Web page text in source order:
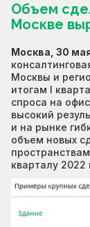
Объем
Москве
Москва, 30
Москвы и
итогам I
спроса на
высокий
и на рынке
объем новых
кварталу 2022